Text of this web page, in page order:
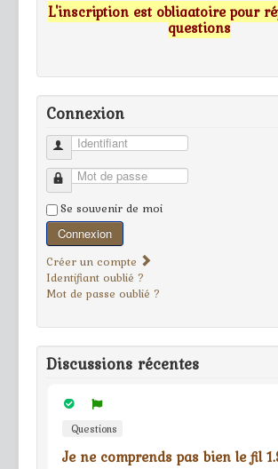
L'inscription est obligatoire pour
questions
Connexion
Identifiant
Mot de passe
Se souvenir de moi
Connexion
Créer un compte
Identifiant oublié ?
Mot de passe oublié ?
Discussions récentes
Questions
Je ne comprends pas bien le fil